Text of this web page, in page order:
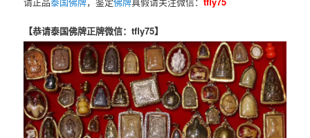
【恭请泰国佛牌正牌微信：tfly75】